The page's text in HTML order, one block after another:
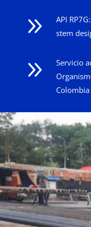
9
API
stem
9
Servicio
Colombia